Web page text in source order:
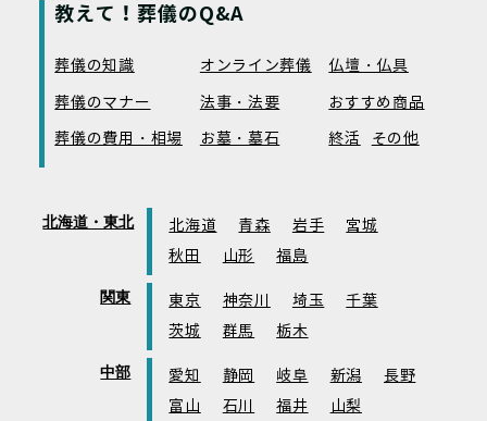
教えて！葬儀のQ&A
葬儀の知識 オンライン葬儀
仏壇・仏具
葬儀のマナー
法事・法要
おすすめ商品
葬儀の費用・相場
お墓・墓石 終活 その他
北海道・東北 北海道 青森 岩手
宮城
秋田
山形 福島
関東 東京 神奈川 埼玉
千葉
茨城
群馬 栃木
中部 愛知 静岡 岐阜 新潟
長野
富山
石川 福井 山梨